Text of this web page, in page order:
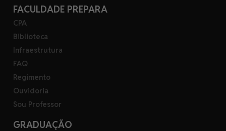
FACULDADE PREPARA
CPA
Biblioteca
Infraestrutura
FAQ
Regimento
Ouvidoria
Sou Professor
GRADUAÇÃO